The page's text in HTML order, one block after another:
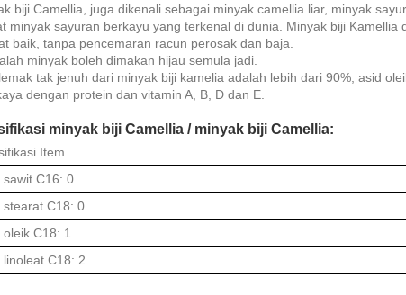
biji Camellia, juga dikenali sebagai minyak camellia liar, minyak
minyak sayuran berkayu yang terkenal di dunia. Minyak biji
baik, tanpa pencemaran racun perosak dan baja.
minyak boleh dimakan hijau semula jadi.
tak jenuh dari minyak biji kamelia adalah lebih dari 90%, asid
dengan protein dan vitamin A, B, D dan E.
minyak biji Camellia / minyak biji Camellia:
Item
sawit C16: 0
stearat C18: 0
oleik C18: 1
linoleat C18: 2